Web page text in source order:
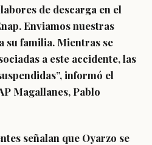
de descarga en el
Enviamos nuestras
su familia. Mientras se
a este accidente, las
informó el
Magallanes, Pablo
señalan que Oyarzo se